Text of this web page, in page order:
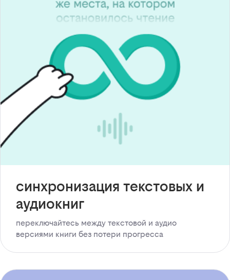
синхронизация текстовых и
аудиокниг
переключайтесь между текстовой и аудио
версиями книги без потери прогресса